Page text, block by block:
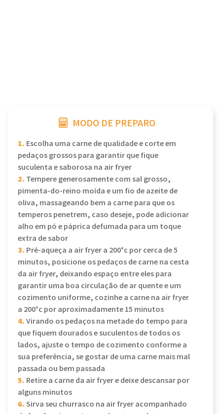
MODO DE PREPARO
1. Escolha uma carne de qualidade e corte em
pedaços grossos para garantir que fique
suculenta e saborosa na air fryer
2. Tempere generosamente com sal grosso,
pimenta-do-reino moída e um fio de azeite de
oliva, massageando bem a carne para que os
temperos penetrem, caso deseje, pode adicionar
alho em pó e páprica defumada para um toque
extra de sabor
3. Pré-aqueça a air fryer a 200°c por cerca de 5
minutos, posicione os pedaços de carne na cesta
da air fryer, deixando espaço entre eles para
garantir uma boa circulação de ar quente e um
cozimento uniforme, cozinhe a carne na air fryer
a 200°c por aproximadamente 15 minutos
4.Virando os pedaços na metade do tempo para
que fiquem dourados e suculentos de todos os
lados, ajuste o tempo de cozimento conforme a
sua preferência, se gostar de uma carne mais mal
passada ou bem passada
5. Retire a carne da air fryer e deixe descansar por
alguns minutos
6.Sirva seu churrasco na air fryer acompanhado